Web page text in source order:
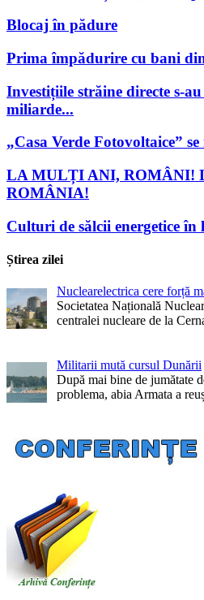
Blocaj în pădure
Prima împădurire cu bani
Investițiile străine directe s-
miliarde...
„Casa Verde Fotovoltaice”
LA MULȚI ANI, ROMÂNI!
ROMÂNIA!
Culturi de sălcii energetice în
Știrea zilei
Nuclearelectrica cere forță
Societatea Națională
centralei nucleare de la
Militarii mută cursul Dunării
După mai bine de jumătate
problema, abia Armata a